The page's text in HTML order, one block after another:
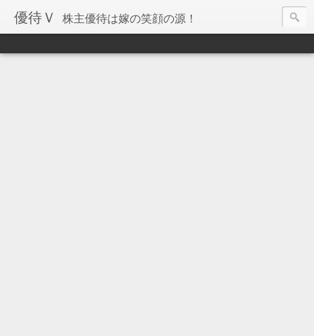
優待Ｖ 株主優待は嫁の笑顔の源！